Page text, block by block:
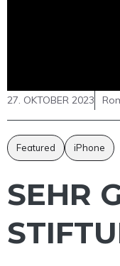
27. OKTOBER 2023
Featured iPhone
SEHR